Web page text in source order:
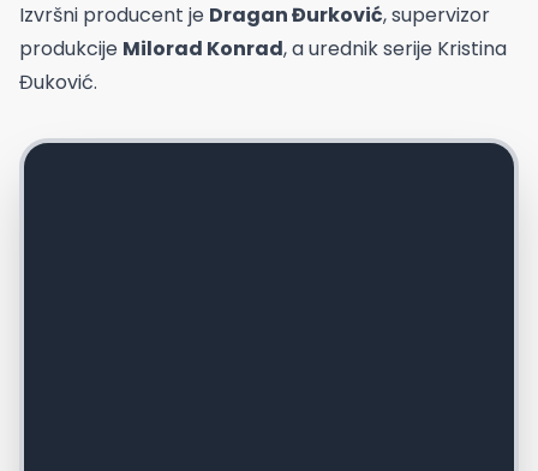
Izvršni producent je Dragan Đurković, supervizor
produkcije Milorad Konrad, a urednik serije Kristina
Đuković.